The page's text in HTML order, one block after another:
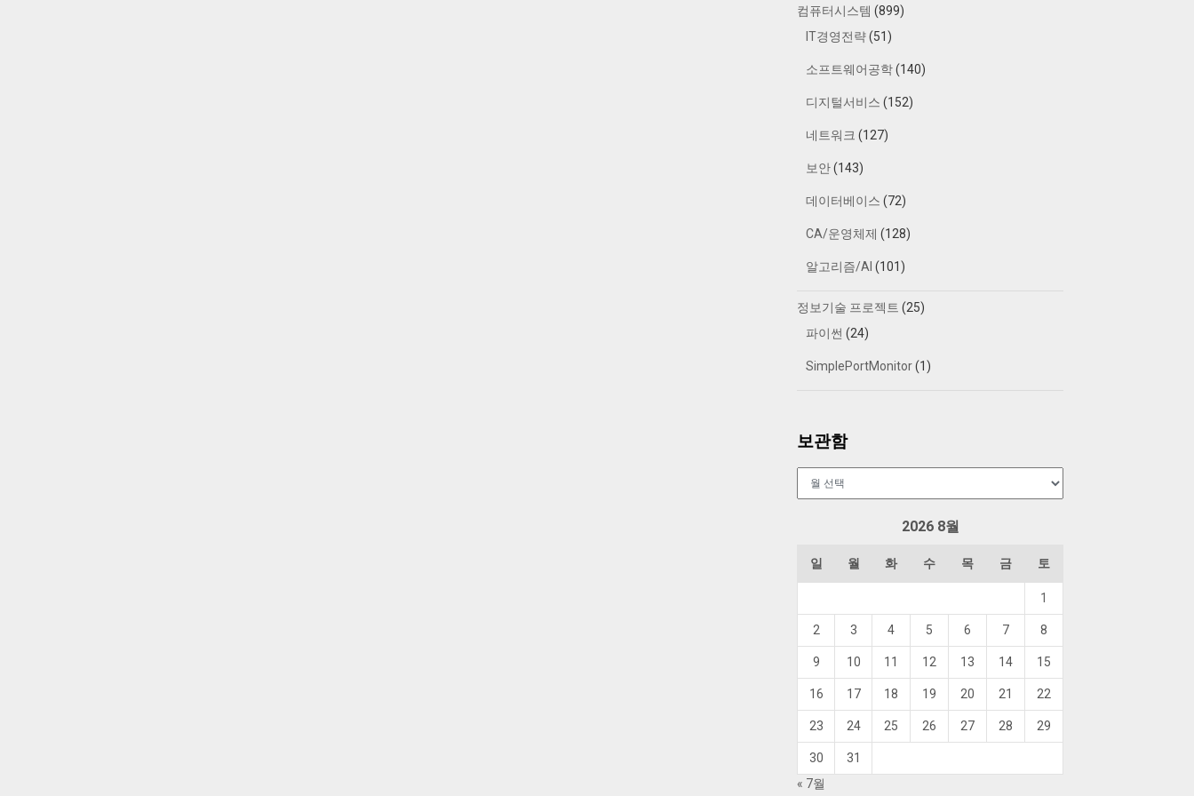
컴퓨터시스템 (899)
IT경영전략(51)
소프트웨어공학(140)
디지털서비스 (152)
네트워크 (127)
보안(143)
데이터베이스 (72)
CA/운영체제 (128)
알고리즘/AI (101)
정보기술 프로젝트 (25)
파이썬 (24)
SimplePortMonitor(1)
보관함
2026 8월
일 월 화 수 목 금 토
1
2 3 4 5 6 7 8
9 10 11 12 13 14 15
16 17 18 19 20 21 22
23 24 25 26 27 28 29
30
31
« 7월